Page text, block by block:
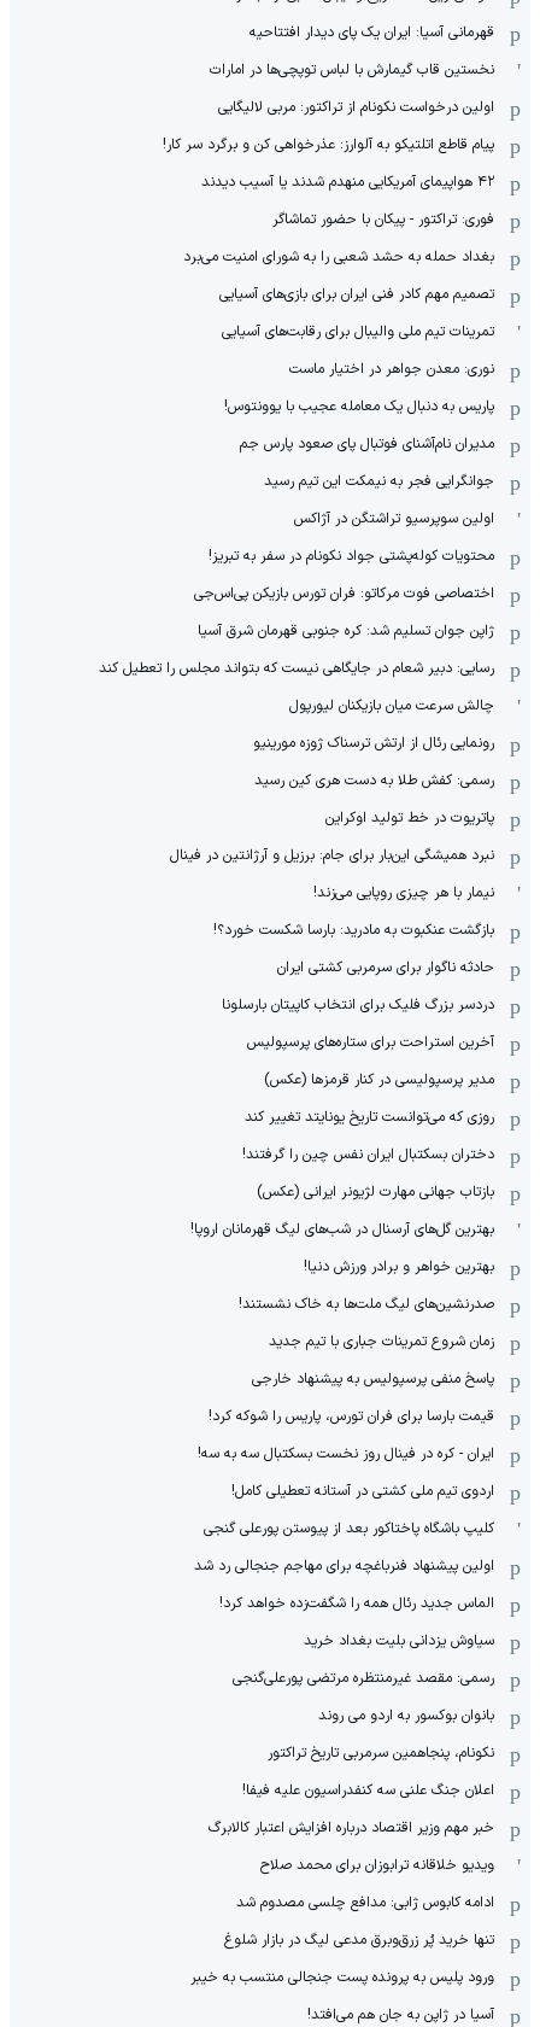
قهرمانی آسیا: ایران یک پای دیدار افتتاحیه
نخستین قاب گیمارش با لباس توپچی‌ها در امارات
اولین درخواست نکونام از تراکتور: مربی لالیگایی
پیام قاطع اتلتیکو به آلوارز: عذرخواهی کن و برگرد سر کار!
۴۲ هواپیمای آمریکایی منهدم شدند یا آسیب دیدند
فوری: تراکتور - پیکان با حضور تماشاگر
بغداد حمله به حشد شعبی را به شورای امنیت می‌برد
تصمیم مهم کادر فنی ایران برای بازی‌های آسیایی
تمرینات تیم ملی والیبال برای رقابت‌های آسیایی
نوری: معدن جواهر در اختیار ماست
پاریس به دنبال یک معامله عجیب با یوونتوس!
مدیران نام‌آشنای فوتبال پای صعود پارس جم
جوانگرایی فجر به نیمکت این تیم رسید
اولین سوپرسیو تراشتگن در آژاکس
محتویات کوله‌پشتی جواد نکونام در سفر به تبریز!
اختصاصی فوت مرکاتو: فران تورس بازیکن پی‌اس‌جی
ژاپن جوان تسلیم شد: کره جنوبی قهرمان شرق آسیا
رسایی: دبیر شعام در جایگاهی نیست که بتواند مجلس را تعطیل کند
چالش سرعت میان بازیکنان لیورپول
رونمایی رئال از ارتش ترسناک ژوزه مورینیو
رسمی: کفش طلا به دست هری کین رسید
پاتریوت در خط تولید اوکراین
نبرد همیشگی این‌بار برای جام: برزیل و آرژانتین در فینال
نیمار با هر چیزی روپایی می‌زند!
بازگشت عنکبوت به مادرید: بارسا شکست خورد؟!
حادثه ناگوار برای سرمربی کشتی ایران
دردسر بزرگ فلیک برای انتخاب کاپیتان بارسلونا
آخرین استراحت برای ستاره‌های پرسپولیس
مدیر پرسپولیسی در کنار قرمزها (عکس)
روزی که می‌توانست تاریخ یونایتد تغییر کند
دختران بسکتبال ایران نفس چین را گرفتند!
بازتاب جهانی مهارت لژیونر ایرانی (عکس)
بهترین گل‌های آرسنال در شب‌های لیگ قهرمانان اروپا!
بهترین خواهر و برادر ورزش دنیا!
صدرنشین‌های لیگ ملت‌ها به خاک نشستند!
زمان شروع تمرینات جباری با تیم جدید
پاسخ منفی پرسپولیس به پیشنهاد خارجی
قیمت بارسا برای فران تورس، پاریس را شوکه کرد!
ایران - کره در فینال روز نخست بسکتبال سه به سه!
اردوی تیم ملی کشتی در آستانه تعطیلی کامل!
کلیپ باشگاه پاختاکور بعد از پیوستن پورعلی گنجی
اولین پیشنهاد فنرباغچه برای مهاجم جنجالی رد شد
الماس جدید رئال همه را شگفت‌زده خواهد کرد!
سیاوش یزدانی بلیت بغداد خرید
رسمی: مقصد غیرمنتظره مرتضی پورعلی‌گنجی
بانوان بوکسور به اردو می روند
نکونام، پنجاهمین سرمربی تاریخ تراکتور
اعلان جنگ علنی سه کنفدراسیون علیه فیفا!
خبر مهم وزیر اقتصاد درباره افزایش اعتبار کالابرگ
ویدیو خلاقانه ترابوزان برای محمد صلاح
ادامه کابوس ژابی: مدافع چلسی مصدوم شد
تنها خرید پُر زرق‌وبرق مدعی لیگ در بازار شلوغ
ورود پلیس به پرونده پست جنجالی منتسب به خیبر
آسیا در ژاپن به جان هم می‌افتد!